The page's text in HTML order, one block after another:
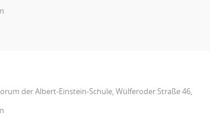
der Albert-Einstein-Schule, Wülferoder Straße 46,